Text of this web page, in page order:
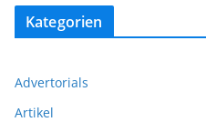
Kategorien
Advertorials
Artikel